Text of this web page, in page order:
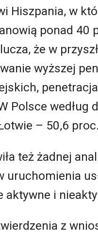
Hiszpania, w
ponad 40
że w
wyższej
Polsce według
– 50,6 proc.
też żadnej
aktywne i
z